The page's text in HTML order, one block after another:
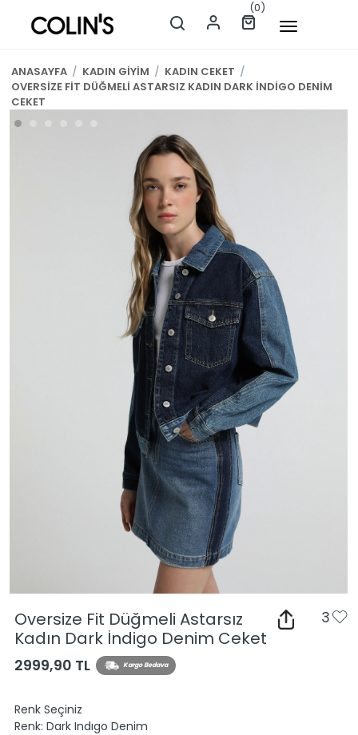
(0)
ANASAYFA / KADIN GİYİM / KADIN CEKET /
OVERSİZE FİT DÜĞMELİ ASTARSIZ KADIN DARK İNDİGO DENİM
CEKET
Oversize Fit Düğmeli Astarsız
Kadın Dark İndigo Denim Ceket
3
2999,90 TL Kargo Bedava
Renk Seçiniz
Renk: Dark Indıgo Denim